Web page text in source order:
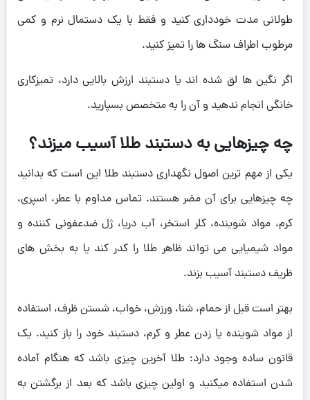
طولانی مدت خودداری کنید و فقط با یک دستمال نرم و کمی
مرطوب اطراف سنگ ها را تمیز کنید.
اگر نگین ها لق شده اند یا دستبند ارزش بالایی دارد، تمیزکاری
خانگی انجام ندهید و آن را به متخصص بسپارید.
چه چیزهایی به دستبند طلا آسیب میزند؟
یکی از مهم ترین اصول نگهداری دستبند طلا این است که بدانید
چه چیزهایی برای آن مضر هستند. تماس مداوم با عطر، اسپری،
کرم، مواد شوینده، کلر استخر، آب دریا، ژل ضدعفونی کننده و
مواد شیمیایی می تواند ظاهر طلا را کدر کند یا به بخش های
ظریف دستبند آسیب بزند.
بهتر است قبل از حمام، شنا، ورزش، خواب، شستن ظرف، استفاده
از مواد شوینده یا زدن عطر و کرم، دستبند خود را باز کنید. یک
قانون ساده وجود دارد: طلا آخرین چیزی باشد که هنگام آماده
شدن استفاده میکنید و اولین چیزی باشد که بعد از برگشتن به